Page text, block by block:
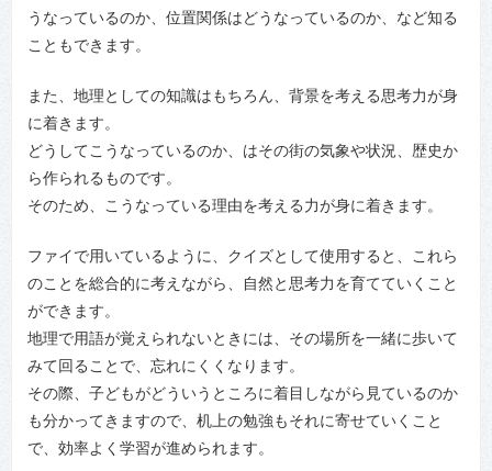
うなっているのか、位置関係はどうなっているのか、など知る
こともできます。
また、地理としての知識はもちろん、背景を考える思考力が身
に着きます。
どうしてこうなっているのか、はその街の気象や状況、歴史か
ら作られるものです。
そのため、こうなっている理由を考える力が身に着きます。
ファイで用いているように、クイズとして使用すると、これら
のことを総合的に考えながら、自然と思考力を育てていくこと
ができます。
地理で用語が覚えられないときには、その場所を一緒に歩いて
みて回ることで、忘れにくくなります。
その際、子どもがどういうところに着目しながら見ているのか
も分かってきますので、机上の勉強もそれに寄せていくこと
で、効率よく学習が進められます。